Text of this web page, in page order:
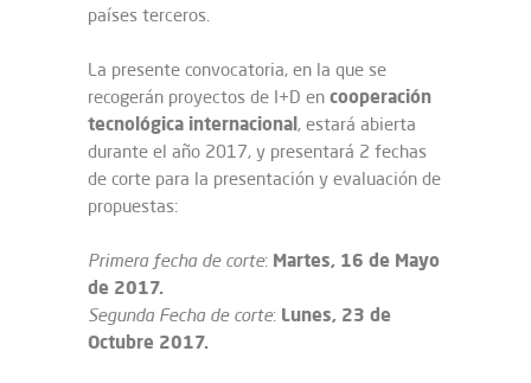
países terceros.
La presente convocatoria, en la que se
recogerán proyectos de I+D en cooperación
tecnológica internacional, estará abierta
durante el año 2017, y presentará 2 fechas
de corte para la presentación y evaluación de
propuestas:
Primera fecha de corte: Martes, 16 de Mayo
de 2017.
Segunda Fecha de corte: Lunes, 23 de
Octubre 2017.